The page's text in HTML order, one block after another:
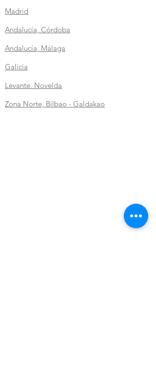
Madrid
Andalucía, Córdoba
Andalucía, Málaga
Galicia
Levante. Novelda
Zona Norte, Bilbao - Galdakao